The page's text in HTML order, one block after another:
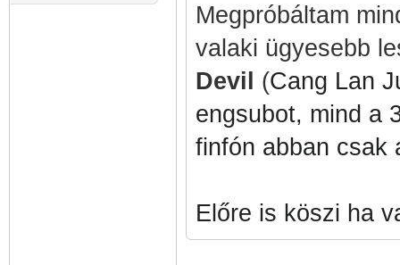
Megpróbáltam
valaki ügyesebb
Devil
(Cang Lan
engsubot, mind a
finfón abban csak
Előre is köszi ha